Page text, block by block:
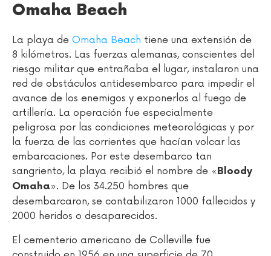
Omaha Beach
La playa de Omaha Beach tiene una extensión de
8 kilómetros. Las fuerzas alemanas, conscientes del
riesgo militar que entrañaba el lugar, instalaron una
red de obstáculos antidesembarco para impedir el
avance de los enemigos y exponerlos al fuego de
artillería. La operación fue especialmente
peligrosa por las condiciones meteorológicas y por
la fuerza de las corrientes que hacían volcar las
embarcaciones. Por este desembarco tan
sangriento, la playa recibió el nombre de «Bloody
Omaha». De los 34.250 hombres que
desembarcaron, se contabilizaron 1000 fallecidos y
2000 heridos o desaparecidos.
El cementerio americano de Colleville fue